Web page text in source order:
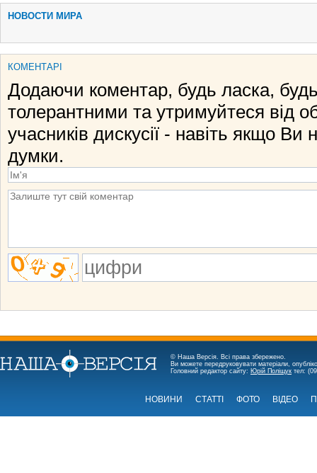
НОВОСТИ МИРА
КОМЕНТАРІ
Додаючи коментар, будь ласка,
толерантними та утримуйтеся від
учасників дискусії - навіть якщо Ви
думки.
© Наша Версія. Всі права збережено.
Ви можете передруковувати матеріали,
Головний редактор сайту: Юрій Поліщук тел:
НОВИНИ СТАТТІ ФОТО ВІДЕО